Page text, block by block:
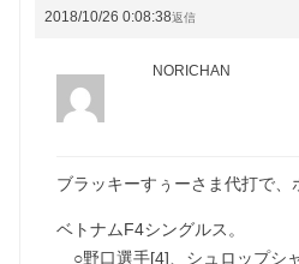
2018/10/26 0:08:38返信
NORICHAN
ブラッキーすぅーさま代打で、
ベトナムF4シングルス。
○野口選手[4]、シュロップシ